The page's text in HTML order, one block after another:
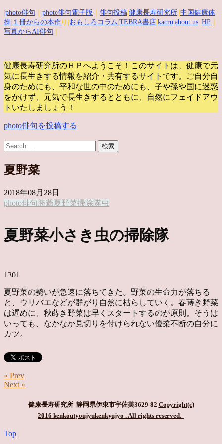
photo俳句 photo俳句電子版 俳句投稿 健康長寿研究所 中国健康体
操 １冊からの本作 り| おもしろコラム TEBRA書店 kaoru |about us HP
写真からAI俳句
健康長寿研究所のＨＰへようこそ！このサイトは、健康で元
気に長生きする情報を紹介・共有するサイトです。
ご自分自
身のためにも、平和な世の中のためにも、子や孫や国に迷惑
をかけず、元気で長生きするとともに、自然にフェイドアウ
トいたしましょう！
photo俳句を投稿する
夏野菜
2018年08月28日
photo俳句 勝爺夏野菜掃除隊虫
夏野菜小さき虫の掃除隊
1301
夏野菜の勢いが急速に落ちてきた。野菜の生命力が落ちる
と、ウリバエなどが群がり自然に枯らしていく。春蒔き野菜
は遅めに、秋蒔き野菜は早くスタートするのが原則。そうは
いっても、なかなか見切りを付けられない優柔不断の自分に
カツ。
« Prev
Next »
健康長寿研究所 静岡県伊東市宇佐美3629-82 Copyright(c)
2016 kenkoutyoujyukenkyujyo . All rights reserved.
Top